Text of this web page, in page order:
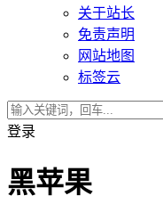
关于站长
免责声明
网站地图
标签云
登录
黑苹果